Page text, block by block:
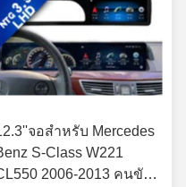
จอสําหรับ Mercedes
S-Class W221
2006-2013 คนขับ